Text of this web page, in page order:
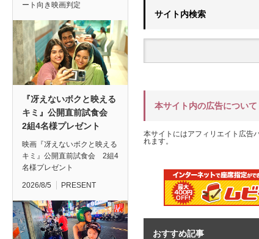
ート向き映画判定
『冴えないボクと映える
キミ』公開直前試食会
2組4名様プレゼント
映画『冴えないボクと映える
キミ』公開直前試食会 2組4
名様プレゼント
2026/8/5 PRESENT
サイト内検索
本サイト内の広告について
本サイトにはアフィリエイト広告
れます。
おすすめ記事